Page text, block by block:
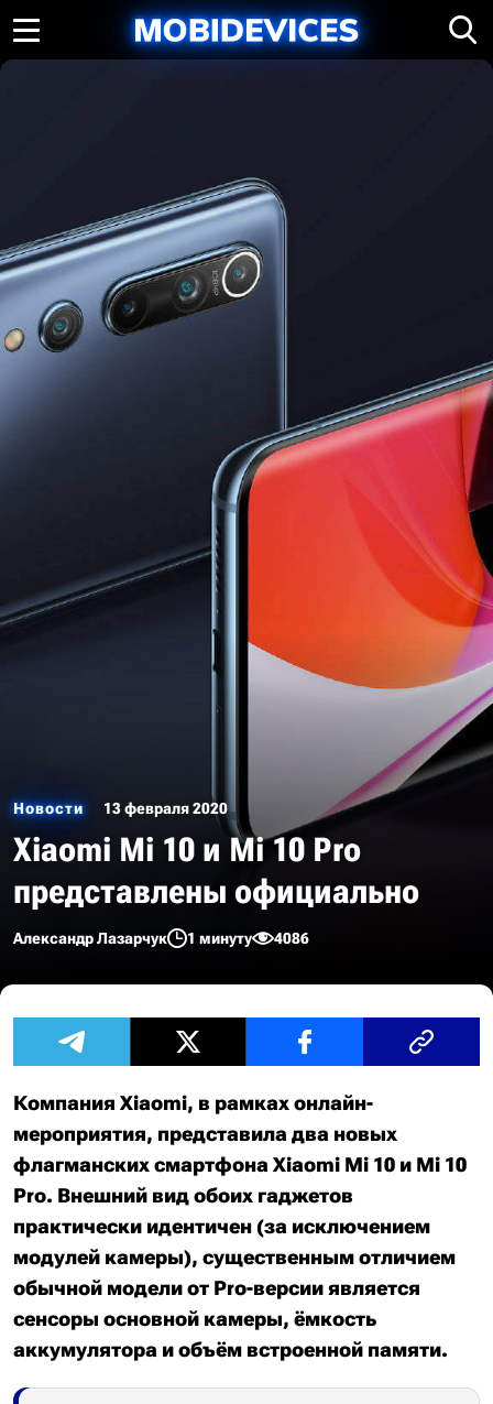
Новости 13 февраля 2020
Xiaomi Mi 10 и Mi 10 Pro
представлены официально
Александр Лазарчук 1 минуту 4086
Компания Xiaomi, в рамках онлайн-
мероприятия, представила два новых
флагманских смартфона Xiaomi Mi 10 и Mi 10
Pro. Внешний вид обоих гаджетов
практически идентичен (за исключением
модулей камеры), существенным отличием
обычной модели от Pro-версии является
сенсоры основной камеры, ёмкость
аккумулятора и объём встроенной памяти.